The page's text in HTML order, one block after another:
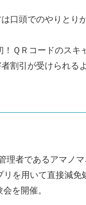
は口頭でのやりと
！ＱＲコードのス
割引が受けられる
理者であるアマノ
リを用いて直接減
を開催。